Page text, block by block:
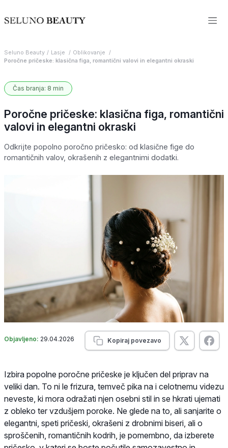
Seluno Beauty Lasje
Oblikovanje
Poročne pričeske: klasična figa, romantični valovi in elegantni okraski
Čas branja: 8 min
Poročne pričeske: klasična figa, romantični
valovi in elegantni okraski
Odkrijte popolno poročno pričesko: od klasične fige do
romantičnih valov, okrašenih z elegantnimi dodatki.
Objavljeno: 29.04.2026 Kopiraj povezavo
Izbira popolne poročne pričeske je ključen del priprav na
veliki dan. To ni le frizura, temveč pika na i celotnemu videzu
neveste, ki mora odražati njen osebni stil in se hkrati ujemati
z obleko ter vzdušjem poroke. Ne glede na to, ali sanjarite o
elegantni, speti pričeski, okrašeni z drobnimi biseri, ali o
sproščenih, romantičnih kodrih, je pomembno, da izberete